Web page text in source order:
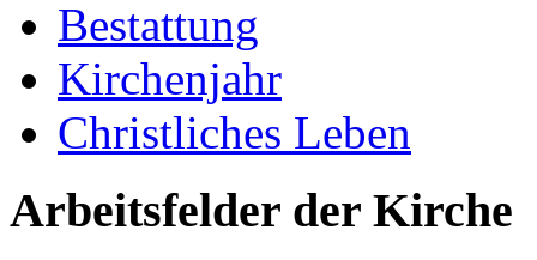
Bestattung
Kirchenjahr
Christliches Leben
Arbeitsfelder der Kirche